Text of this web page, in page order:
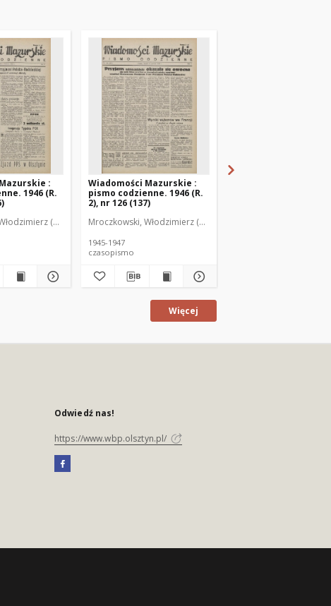
:
1946 (R.
(1902-1971). Redaktor
Wiadomości Mazurskie :
pismo codzienne. 1946 (R.
2), nr 126 (137)
Mroczkowski, Włodzimierz (1902-1971). Redaktor
1945-1947
czasopismo
Więcej
Odwiedź nas!
https://www.wbp.olsztyn.pl/